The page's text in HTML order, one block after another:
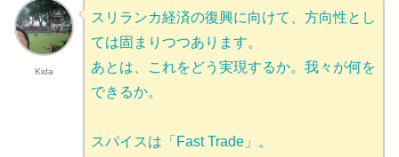
Kida
スリランカ経済の復興に向けて、方向性とし
ては固まりつつあります。
あとは、これをどう実現するか。我々が何を
できるか。
スパイスは「Fast Trade」。